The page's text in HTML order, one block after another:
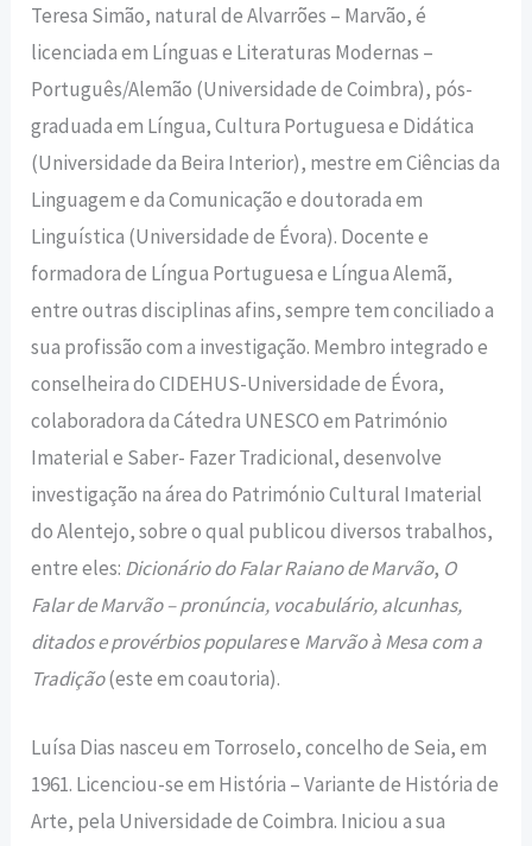
Teresa Simão, natural de Alvarrões – Marvão, é
licenciada em Línguas e Literaturas Modernas –
Português/Alemão (Universidade de Coimbra), pós-
graduada em Língua, Cultura Portuguesa e Didática
(Universidade da Beira Interior), mestre em Ciências da
Linguagem e da Comunicação e doutorada em
Linguística (Universidade de Évora). Docente e
formadora de Língua Portuguesa e Língua Alemã,
entre outras disciplinas afins, sempre tem conciliado a
sua profissão com a investigação. Membro integrado e
conselheira do CIDEHUS-Universidade de Évora,
colaboradora da Cátedra UNESCO em Património
Imaterial e Saber- Fazer Tradicional, desenvolve
investigação na área do Património Cultural Imaterial
do Alentejo, sobre o qual publicou diversos trabalhos,
entre eles: Dicionário do Falar Raiano de Marvão, O
Falar de Marvão – pronúncia, vocabulário, alcunhas,
ditados e provérbios popularese Marvão à Mesa com a
Tradição(este em coautoria).
Luísa Dias nasceu em Torroselo, concelho de Seia, em
1961. Licenciou-se em História – Variante de História de
Arte, pela Universidade de Coimbra. Iniciou a sua